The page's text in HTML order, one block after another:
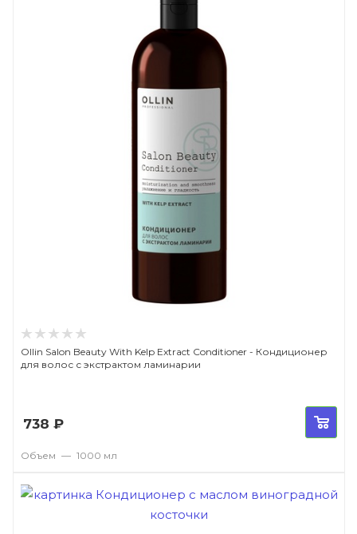
Ollin Salon Beauty With Kelp Extract Conditioner - Кондиционер
для волос с экстрактом ламинарии
738 ₽
Объем — 1000 мл